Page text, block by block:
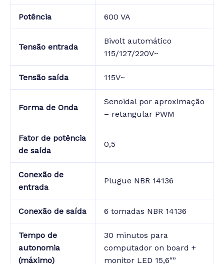
Potência 600 VA
Tensão entrada
Bivolt automático
115/127/220V~
Tensão saída 115V~
Forma de Onda
Senoidal por aproximação
– retangular PWM
Fator de potência
de saída
0,5
Conexão de
entrada
Plugue NBR 14136
Conexão de saída 6 tomadas NBR 14136
Tempo de
autonomia
(máximo)
30 minutos para
computador on board +
monitor LED 15,6″”